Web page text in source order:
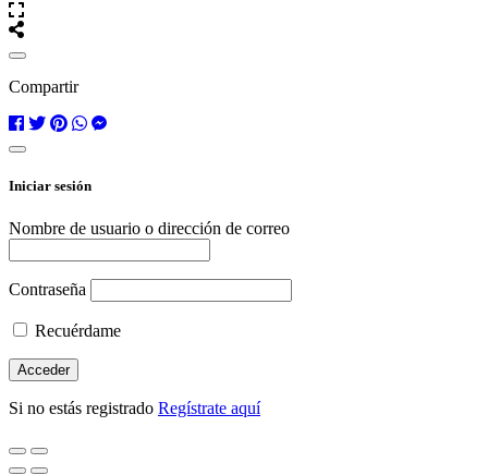
Compartir
Iniciar sesión
Nombre de usuario o dirección de correo
Contraseña
Recuérdame
Si no estás registrado Regístrate aquí